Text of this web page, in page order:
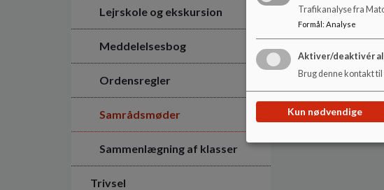
Lejrskole og ekskursion
Meddelelsesbog
Ordensregler
Samrådsmøder
Sammenlægning af klasser
Trivsel
Trafikanalyse fra
Formål: Analyse
Aktiver/deaktivér
Brug denne kontakt
Kun nødvendige